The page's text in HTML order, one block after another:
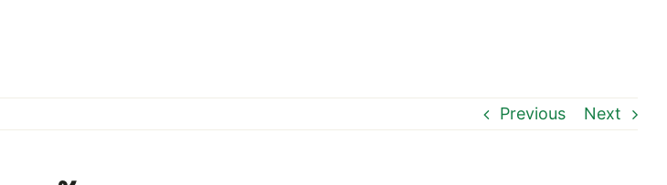
Previous Next